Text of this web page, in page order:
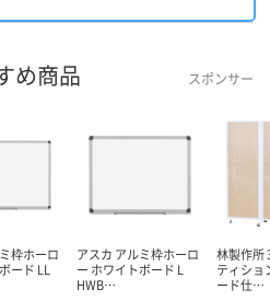
め商品 スポンサー
枠ホーロ
ード LL
アスカ アルミ枠ホーロ
ー ホワイトボード L
HWB…
林製作所
ティショ
ード仕…